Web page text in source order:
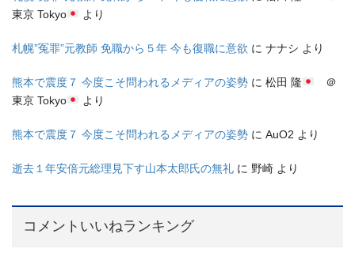
東京 Tokyo
より
札幌”冤罪”元教師 免職から５年 今も復職に意欲 に ナナシ より
熊本で震度７ 今度こそ問われるメディアの姿勢 に 松田 隆
＠
東京 Tokyo
より
熊本で震度７ 今度こそ問われるメディアの姿勢 に AuO2 より
逝去１年安倍元総理見下す山本太郎氏の無礼 に 野崎 より
コメントいいねランキング